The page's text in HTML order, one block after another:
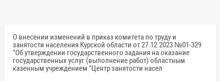
О внесении изменений в приказ комитета по труду и
занятости населения Курской области от 27.12.2023 №01-329
"Об утверждении государственного задания на оказание
государственных услуг (выполнение работ) областным
казенным учреждением "Центр занятости насел